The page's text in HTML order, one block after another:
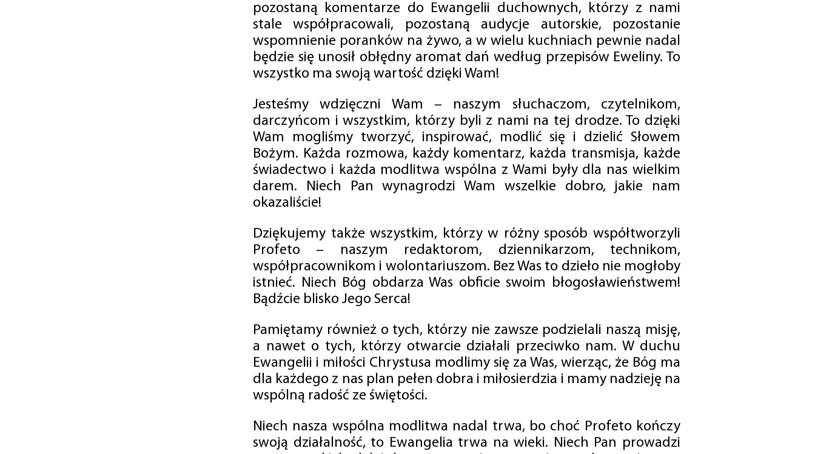
pozostaną komentarze do Ewangelii duchownych, którzy z nami
stale współpracowali, pozostaną audycje autorskie, pozostanie
wspomnienie poranków na żywo, a w wielu kuchniach pewnie nadal
będzie się unosił obłędny aromat dań według przepisów Eweliny. To
wszystko ma swoją wartość dzięki Wam!
Jesteśmy wdzięczni Wam – naszym słuchaczom, czytelnikom,
darczyńcom i wszystkim, którzy byli z nami na tej drodze. To dzięki
Wam mogliśmy tworzyć, inspirować, modlić się i dzielić Słowem
Bożym. Każda rozmowa, każdy komentarz, każda transmisja, każde
świadectwo i każda modlitwa wspólna z Wami były dla nas wielkim
darem. Niech Pan wynagrodzi Wam wszelkie dobro, jakie nam
okazaliście!
Dziękujemy także wszystkim, którzy w różny sposób współtworzyli
Profeto – naszym redaktorom, dziennikarzom, technikom,
współpracownikom i wolontariuszom. Bez Was to dzieło nie mogłoby
istnieć. Niech Bóg obdarza Was obficie swoim błogosławieństwem!
Bądźcie blisko Jego Serca!
Pamiętamy również o tych, którzy nie zawsze podzielali naszą misję,
a nawet o tych, którzy otwarcie działali przeciwko nam. W duchu
Ewangelii i miłości Chrystusa modlimy się za Was, wierząc, że Bóg ma
dla każdego z nas plan pełen dobra i miłosierdzia i mamy nadzieję na
wspólną radość ze świętości.
Niech nasza wspólna modlitwa nadal trwa, bo choć Profeto kończy
swoją działalność, to Ewangelia trwa na wieki. Niech Pan prowadzi